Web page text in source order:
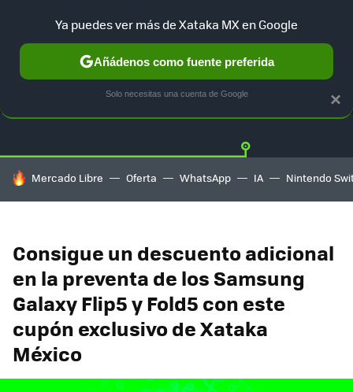
GUÍA DE COMPRAS MERCADO LIBRE
HOY SE HABLA DE
Mercado Libre Oferta WhatsApp IA Nintendo
Consigue un descuento adicional
en la preventa de los Samsung
Galaxy Flip5 y Fold5 con este
cupón exclusivo de Xataka
México
×
Ya puedes ver más de Xataka MX en Google
Añádenos como fuente preferida
Solo necesitas una cuenta de Google